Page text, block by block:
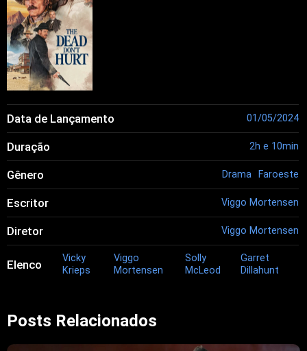
Data de Lançamento 01/05/2024
Duração 2h e 10min
Gênero Drama Faroeste
Escritor Viggo Mortensen
Diretor Viggo Mortensen
Elenco
Vicky
Krieps
Viggo
Mortensen
Solly
McLeod
Garret
Dillahunt
Posts Relacionados